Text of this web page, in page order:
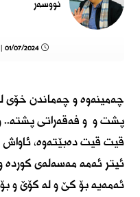
نووسەر
01/07/2024 |
چەمینەوە و چەماندن خۆی
پشت و و فەقەراتی پشتە..
قیت قیت دەبێتەوە، ئاواش
ئیتر ئەمە مەسەلەی کوردە
ئەمەیە بۆ کێ و لە کۆێ و